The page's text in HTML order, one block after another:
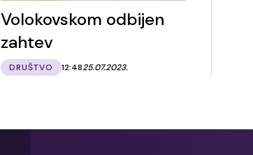
Volokovskom odbijen
zahtev
DRUŠTVO 12:4825.07.2023.